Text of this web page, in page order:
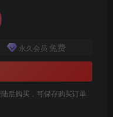
永久会员 免费
后购买，可保存购买订单